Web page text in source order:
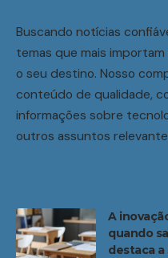
Buscando notícias
temas que mais
o seu destino. Nosso
conteúdo de qualidade,
informações sobre
outros assuntos
A
quando
destaca a